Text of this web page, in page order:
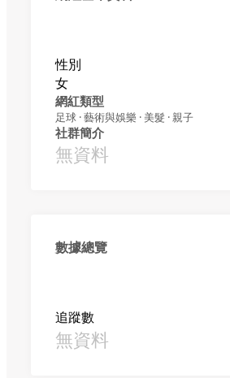
性別
女
網紅類型
足球 · 藝術與娛樂 · 美髮 · 親子
社群簡介
無資料
數據總覽
追蹤數
無資料